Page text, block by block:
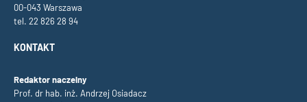
00-043 Warszawa
tel. 22 826 28 94
KONTAKT
Redaktor naczelny
Prof. dr hab. inż. Andrzej Osiadacz